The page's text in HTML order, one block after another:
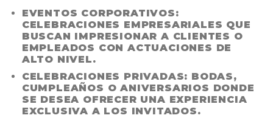
EVENTOS CORPORATIVOS:
CELEBRACIONES EMPRESARIALES QUE
BUSCAN IMPRESIONAR A CLIENTES O
EMPLEADOS CON ACTUACIONES DE
ALTO NIVEL.
CELEBRACIONES PRIVADAS: BODAS,
CUMPLEAÑOS O ANIVERSARIOS DONDE
SE DESEA OFRECER UNA EXPERIENCIA
EXCLUSIVA A LOS INVITADOS.